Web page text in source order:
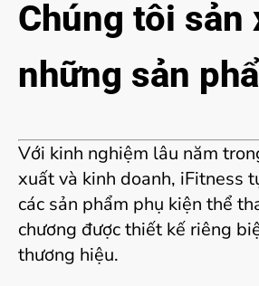
Chúng tôi sản
những sản
Với kinh nghiệm lâu năm
xuất và kinh doanh, iFitness
các sản phẩm phụ kiện thể
chương được thiết kế riêng
thương hiệu.